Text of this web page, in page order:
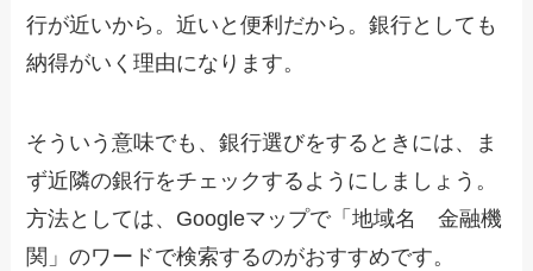
行が近いから。近いと便利だから。銀行としても
納得がいく理由になります。
そういう意味でも、銀行選びをするときには、ま
ず近隣の銀行をチェックするようにしましょう。
方法としては、Googleマップで「地域名 金融機
関」のワードで検索するのがおすすめです。